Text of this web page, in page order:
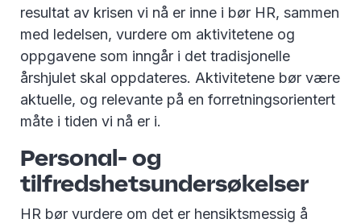
resultat av krisen vi nå er inne i bør HR, sammen
med ledelsen, vurdere om aktivitetene og
oppgavene som inngår i det tradisjonelle
årshjulet skal oppdateres. Aktivitetene bør være
aktuelle, og relevante på en forretningsorientert
måte i tiden vi nå er i.
Personal- og
tilfredshetsundersøkelser
HR bør vurdere om det er hensiktsmessig å